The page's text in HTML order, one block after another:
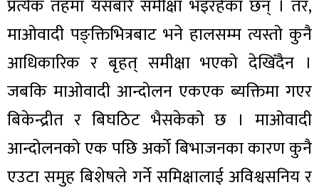
प्रत्येक तहमा यसबारे समीक्षा भइरहेका छन् । तर,
माओवादी पङ्क्तिभित्रबाट भने हालसम्म त्यस्तो कुनै
आधिकारिक र बृहत् समीक्षा भएको देखिँदैन ।
जबकि माओवादी आन्दोलन एकएक ब्यक्तिमा गएर
बिकेन्द्रीत र बिघठिट भैसकेको छ । माओवादी
आन्दोलनको एक पछि अर्को बिभाजनका कारण कुनै
एउटा समुह बिशेषले गर्ने समिक्षालाई अविश्वसनिय र